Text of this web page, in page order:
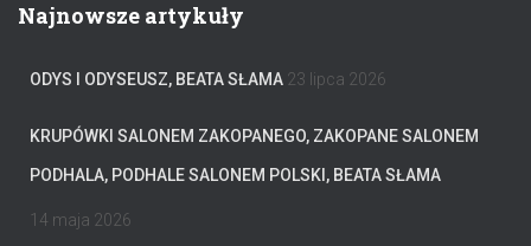
Najnowsze artykuły
ODYS I ODYSEUSZ, BEATA SŁAMA 23 lipca 2026
KRUPÓWKI SALONEM ZAKOPANEGO, ZAKOPANE SALONEM
PODHALA, PODHALE SALONEM POLSKI, BEATA SŁAMA
14 maja 2026